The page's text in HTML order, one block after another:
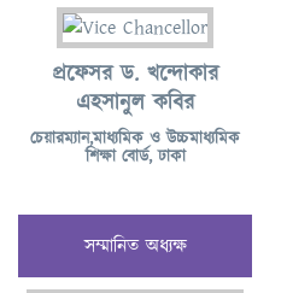
প্রফেসর ড. খন্দোকার
এহসানুল কবির
চেয়ারম্যান,মাধ্যমিক ও উচ্চমাধ্যমিক
শিক্ষা বোর্ড, ঢাকা
সম্মানিত অধ্যক্ষ